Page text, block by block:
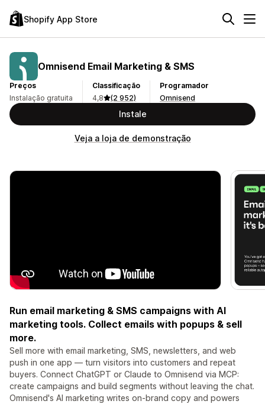
Shopify App Store
Omnisend Email Marketing & SMS
Preços
Instalação gratuita
Classificação
4,8
(2 952)
Programador
Omnisend
Instale
Veja a loja de demonstração
Run email marketing & SMS campaigns with AI
marketing tools. Collect emails with popups & sell
more.
Sell more with email marketing, SMS, newsletters, and web
push in one app — turn visitors into customers and repeat
buyers. Connect ChatGPT or Claude to Omnisend via MCP:
create campaigns and build segments without leaving the chat.
Omnisend's AI marketing writes on-brand copy and powers